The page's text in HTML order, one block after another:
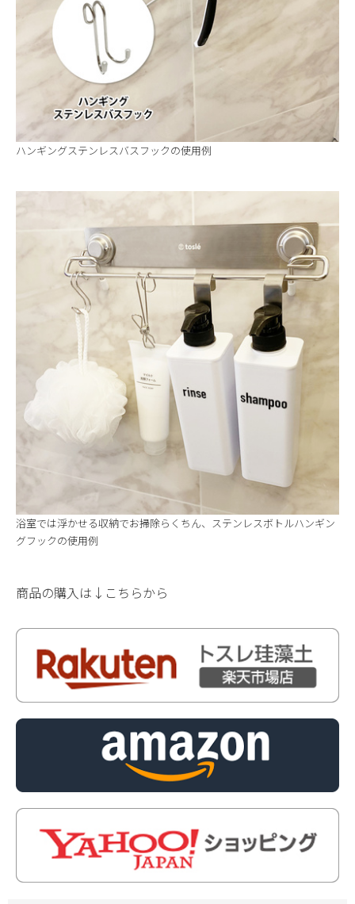
ハンギングステンレスバスフックの使用例
浴室では浮かせる収納でお掃除らくちん、ステンレスボトルハンギン
グフックの使用例
商品の購入は↓こちらから